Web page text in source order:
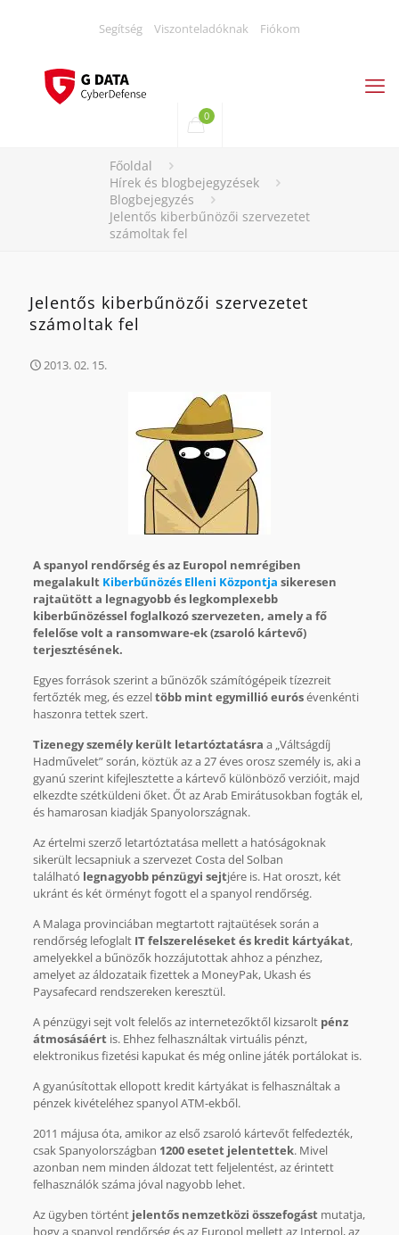
Segítség Viszonteladóknak Fiókom
0
Főoldal
Hírek és blogbejegyzések
Blogbejegyzés
Jelentős kiberbűnözői szervezetet
számoltak fel
Jelentős kiberbűnözői szervezetet
számoltak fel
2013. 02. 15.
A spanyol rendőrség és az Europol nemrégiben
megalakult Kiberbűnözés Elleni Központja sikeresen
rajtaütött a legnagyobb és legkomplexebb
kiberbűnözéssel foglalkozó szervezeten, amely a fő
felelőse volt a ransomware-ek (zsaroló kártevő)
terjesztésének.
Egyes források szerint a bűnözők számítógépeik tízezreit
fertőzték meg, és ezzeltöbb mint egymillió eurósévenkénti
haszonra tettek szert.
Tizenegy személy került letartóztatásra a „Váltságdíj
Hadművelet” során, köztük az a 27 éves orosz személy is, aki a
gyanú szerint kifejlesztette a kártevő különböző verzióit, majd
elkezdte szétküldeni őket. Őt az Arab Emirátusokban fogták el,
és hamarosan kiadják Spanyolországnak.
Az értelmi szerző letartóztatása mellett a hatóságoknak
sikerült lecsapniuk a szervezet Costa del Solban
található legnagyobb pénzügyi sejtjére is. Hat oroszt, két
ukránt és két örményt fogott el a spanyol rendőrség.
A Malaga provinciában megtartott rajtaütések során a
rendőrség lefoglaltIT felszereléseket és kredit kártyákat,
amelyekkel a bűnözők hozzájutottak ahhoz a pénzhez,
amelyet az áldozataik fizettek a MoneyPak, Ukash és
Paysafecard rendszereken keresztül.
A pénzügyi sejt volt felelős az internetezőktől kizsaroltpénz
átmosásáértis. Ehhez felhasználtak virtuális pénzt,
elektronikus fizetési kapukat és még online játék portálokat is.
A gyanúsítottak ellopott kredit kártyákat is felhasználtak a
pénzek kivételéhez spanyol ATM-ekből.
2011 májusa óta, amikor az első zsaroló kártevőt felfedezték,
csak Spanyolországban 1200 esetet jelentettek. Mivel
azonban nem minden áldozat tett feljelentést, az érintett
felhasználók száma jóval nagyobb lehet.
Az ügyben történtjelentős nemzetközi összefogástmutatja,
hogy a spanyol rendőrség és az Europol mellett az Interpol, az